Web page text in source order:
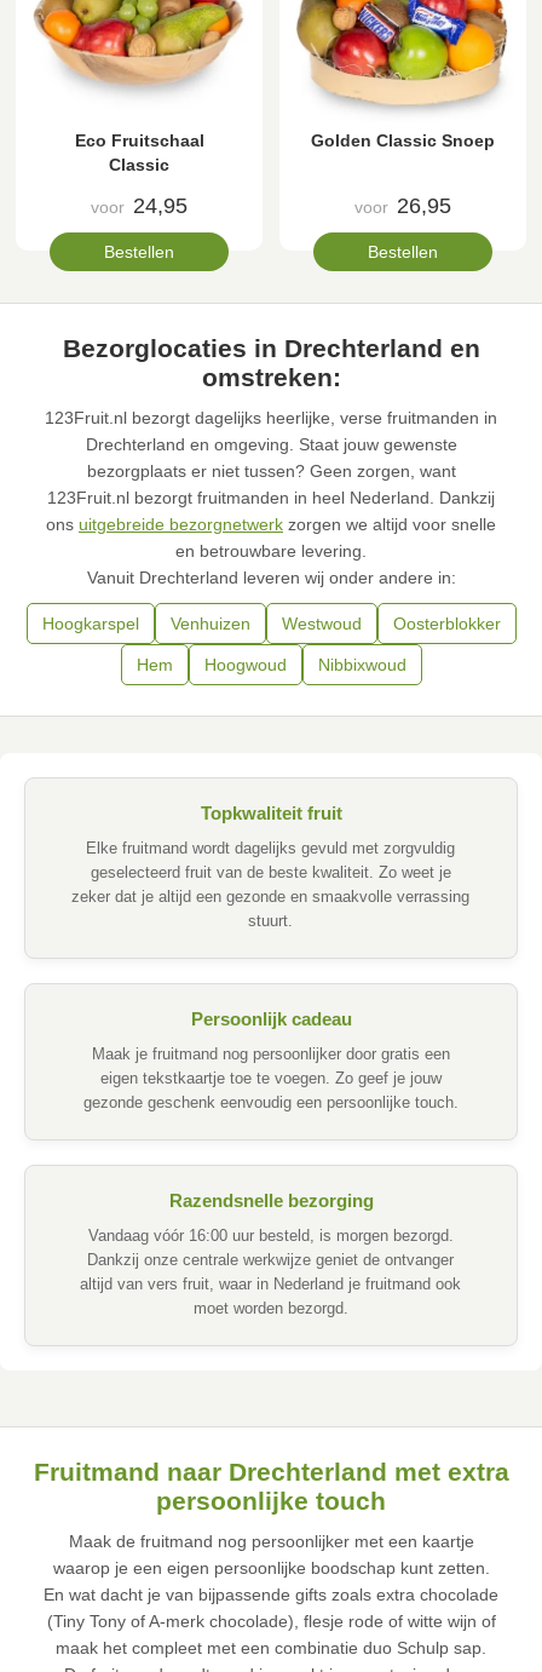
Eco Fruitschaal
Classic
voor 24,95
Bestellen
Golden Classic Snoep
voor 26,95
Bestellen
Bezorglocaties in Drechterland en
omstreken:
123Fruit.nl bezorgt dagelijks heerlijke, verse fruitmanden in
Drechterland en omgeving. Staat jouw gewenste
bezorgplaats er niet tussen? Geen zorgen, want
123Fruit.nl bezorgt fruitmanden in heel Nederland. Dankzij
ons uitgebreide bezorgnetwerk zorgen we altijd voor snelle
en betrouwbare levering.
Vanuit Drechterland leveren wij onder andere in:
Hoogkarspel Venhuizen Westwoud Oosterblokker
Hem Hoogwoud Nibbixwoud
Topkwaliteit fruit
Elke fruitmand wordt dagelijks gevuld met zorgvuldig
geselecteerd fruit van de beste kwaliteit. Zo weet je
zeker dat je altijd een gezonde en smaakvolle verrassing
stuurt.
Persoonlijk cadeau
Maak je fruitmand nog persoonlijker door gratis een
eigen tekstkaartje toe te voegen. Zo geef je jouw
gezonde geschenk eenvoudig een persoonlijke touch.
Razendsnelle bezorging
Vandaag vóór 16:00 uur besteld, is morgen bezorgd.
Dankzij onze centrale werkwijze geniet de ontvanger
altijd van vers fruit, waar in Nederland je fruitmand ook
moet worden bezorgd.
Fruitmand naar Drechterland met extra
persoonlijke touch
Maak de fruitmand nog persoonlijker met een kaartje
waarop je een eigen persoonlijke boodschap kunt zetten.
En wat dacht je van bijpassende gifts zoals extra chocolade
(Tiny Tony of A-merk chocolade), flesje rode of witte wijn of
maak het compleet met een combinatie duo Schulp sap.